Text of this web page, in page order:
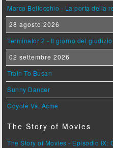
Marco Bellocchio - La porta della
28 agosto 2026
Terminator 2 - Il giorno del giudizio
02 settembre 2026
Train To Busan
Sunny Dancer
Coyote Vs. Acme
The Story of Movies
The Story of Movies - Episodio IX: